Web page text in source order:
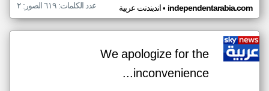
اندبندنت عربية• independentarabia.com عدد الكلمات: ٦١٩ الصور: ٢
We apologize for the
inconvenience...